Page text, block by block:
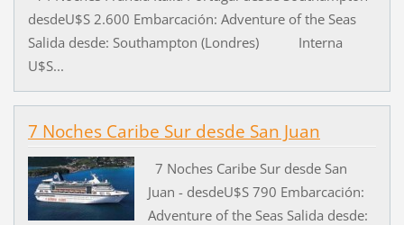
desdeU$S 2.600 Embarcación: Adventure of the Seas
Salida desde: Southampton (Londres) Interna
U$S...
7 Noches Caribe Sur desde San Juan
7 Noches Caribe Sur desde San
Juan - desdeU$S 790 Embarcación:
Adventure of the Seas Salida desde: